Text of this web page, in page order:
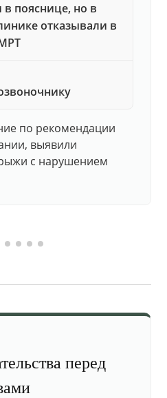
пояснице, но в
отказывали в
по рекомендации
выявили
с нарушением
документы,
перед